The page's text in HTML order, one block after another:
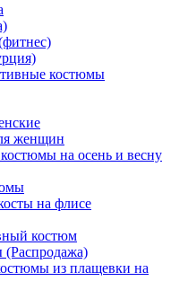
костюмы
женщин
на осень и весну
на флисе
костюм
из плащевки на